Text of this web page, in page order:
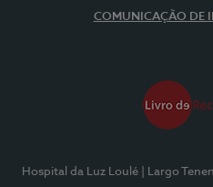
COMUNICAÇÃO DE
Hospital da Luz Loulé | Largo